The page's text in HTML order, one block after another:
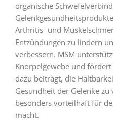
organische
Arthritis- und
Entzündungen zu lindern
verbessern. MSM
Knorpelgewebe und
dazu beiträgt, die
Gesundheit der Gelenke zu
besonders vorteilhaft für
macht.